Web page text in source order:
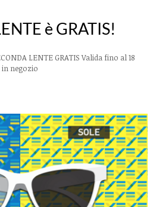
è GRATIS!
LENTE GRATIS Valida fino al 18
negozio